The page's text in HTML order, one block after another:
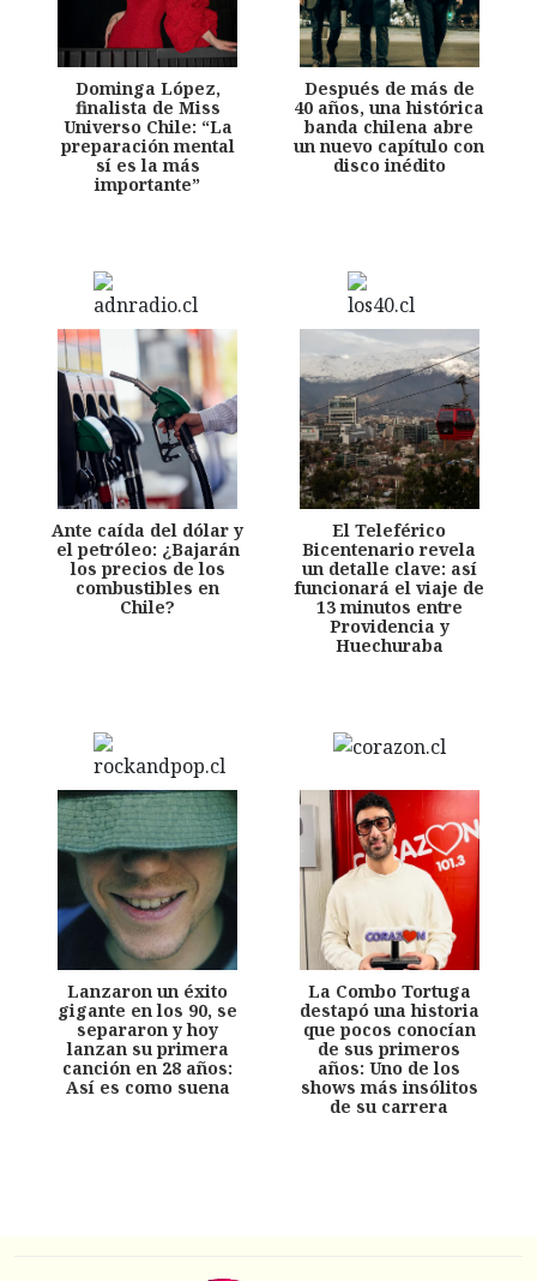
Dominga López,
finalista de Miss
Universo Chile: “La
preparación mental
sí es la más
importante”
Después de más de
40 años, una histórica
banda chilena abre
un nuevo capítulo con
disco inédito
Ante caída del dólar y
el petróleo: ¿Bajarán
los precios de los
combustibles en
Chile?
El Teleférico
Bicentenario revela
un detalle clave: así
funcionará el viaje de
13 minutos entre
Providencia y
Huechuraba
Lanzaron un éxito
gigante en los 90, se
separaron y hoy
lanzan su primera
canción en 28 años:
Así es como suena
La Combo Tortuga
destapó una historia
que pocos conocían
de sus primeros
años: Uno de los
shows más insólitos
de su carrera